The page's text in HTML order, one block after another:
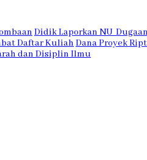
Didik Laporkan NU
Daftar Kuliah Dana Proyek
dan Disiplin Ilmu